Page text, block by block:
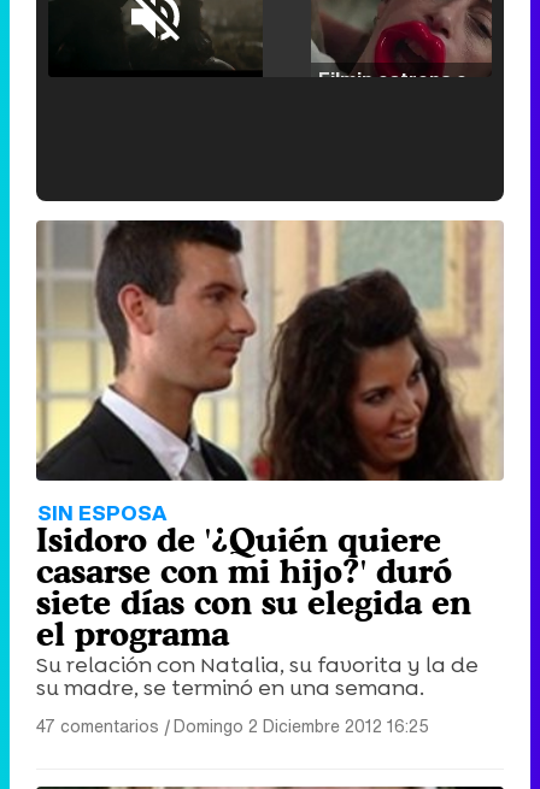
Unmute /
'120 Minutos' celebra sus 2.000 programas en Telemadrid con un vídeo del día a día en la redacción
Tráiler de '33 días', la nueva serie de Atresplayer con Julián Villagrán y José Manuel Poga
SIN ESPOSA
Isidoro de '¿Quién quiere
casarse con mi hijo?' duró
siete días con su elegida en
el programa
Su relación con Natalia, su favorita y la de
su madre, se terminó en una semana.
47 comentarios |Domingo 2 Diciembre 2012 16:25